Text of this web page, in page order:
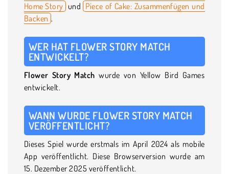
Home Story und Piece of Cake: Zusammenfügen und
Backen .
WER HAT FLOWER STORY MATCH
ENTWICKELT?
Flower Story Match wurde von Yellow Bird Games
entwickelt.
WANN WURDE FLOWER STORY MATCH
VERÖFFENTLICHT?
Dieses Spiel wurde erstmals im April 2024 als mobile
App veröffentlicht. Diese Browserversion wurde am
15. Dezember 2025 veröffentlicht.